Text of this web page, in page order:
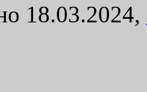
18.03.2024,